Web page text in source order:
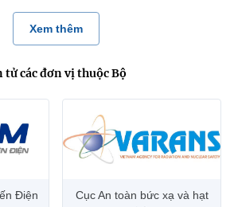
Xem thêm
các đơn vị thuộc Bộ
Điện
Cục An toàn bức xạ và hạt